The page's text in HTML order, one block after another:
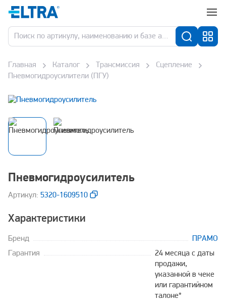
Главная Каталог Трансмиссия
Сцепление
Пневмогидроусилители (ПГУ)
Пневмогидроусилитель
Aртикул: 5320-1609510
Характеристики
Бренд
ПРАМО
Гарантия
24 месяца с даты
продажи,
указанной в чеке
или гарантийном
талоне*